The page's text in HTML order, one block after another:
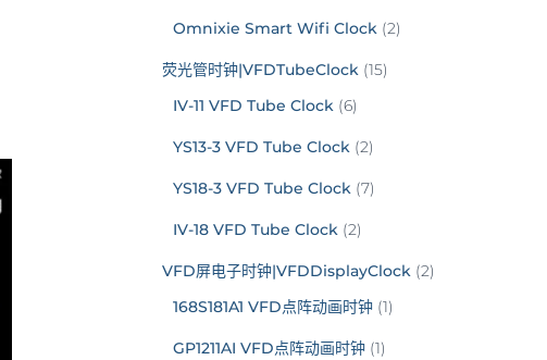
Omnixie Smart Wifi Clock(2)
荧光管时钟|VFDTubeClock(15)
IV-11 VFD Tube Clock(6)
YS13-3 VFD Tube Clock(2)
YS18-3 VFD Tube Clock(7)
IV-18 VFD Tube Clock(2)
VFD屏电子时钟|VFDDisplayClock(2)
168S181A1 VFD点阵动画时钟(1)
GP1211AI VFD点阵动画时钟(1)